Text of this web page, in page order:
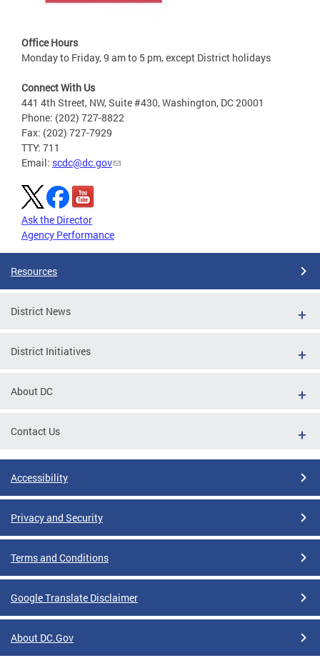
Office Hours
Monday to Friday, 9 am to 5 pm, except District holidays
Connect With Us
441 4th Street, NW, Suite #430, Washington, DC 20001
Phone: (202) 727-8822
Fax: (202) 727-7929
TTY: 711
Email: scdc@dc.gov
Ask the Director
Agency Performance
Resources
District News
District Initiatives
About DC
Contact Us
Accessibility
Privacy and Security
Terms and Conditions
Google Translate Disclaimer
About DC.Gov